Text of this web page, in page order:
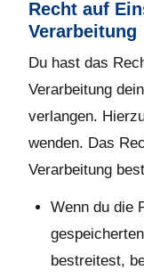
Recht auf
Verarbeitung
Du hast das
Verarbeitung
verlangen.
wenden. Das
Verarbeitung
Wenn du die
bestreitest,